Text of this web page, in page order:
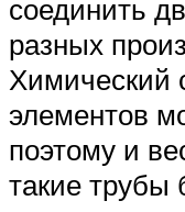
соединить
разных
Химический
элементов
поэтому и
такие трубы